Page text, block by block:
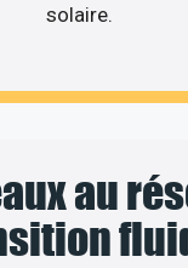
solaire.
au